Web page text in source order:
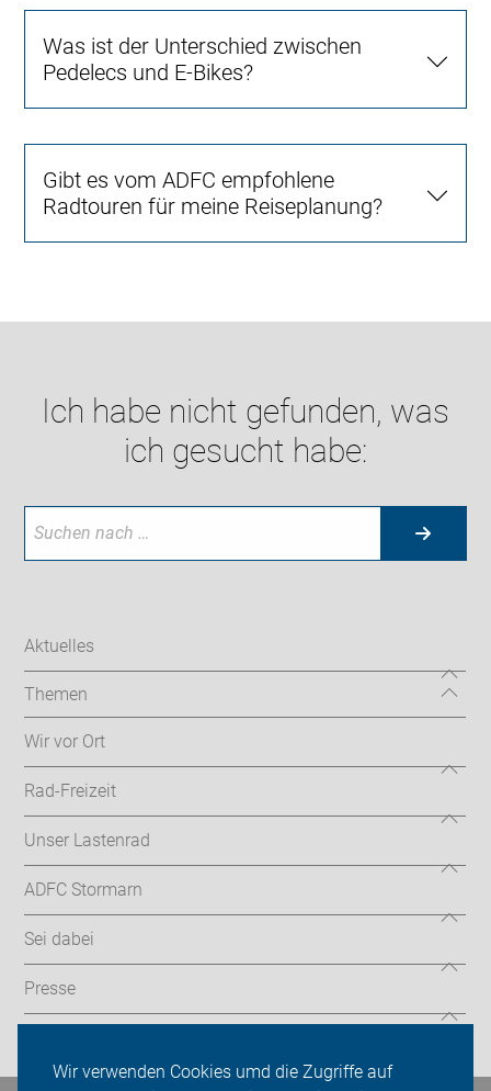
Wir verwenden Cookies umd die Zugriffe auf
Was ist der Unterschied zwischen
Pedelecs und E-Bikes?
Gibt es vom ADFC empfohlene
Radtouren für meine Reiseplanung?
Ich habe nicht gefunden, was
ich gesucht habe:
Aktuelles
Themen
Wir vor Ort
Rad-Freizeit
Unser Lastenrad
ADFC Stormarn
Sei dabei
Presse